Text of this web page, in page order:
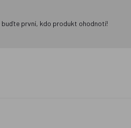
buďte první, kdo produkt ohodnotí!